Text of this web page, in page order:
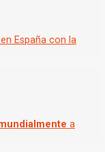
España con la
a